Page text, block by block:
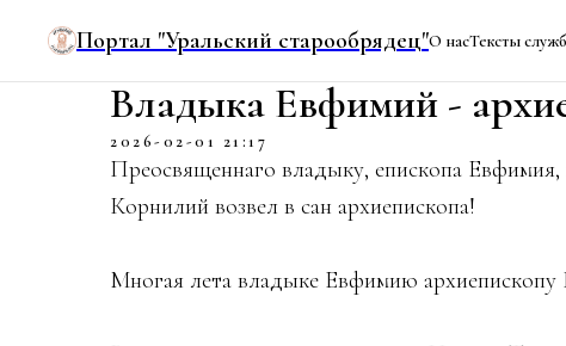
Портал "Уральский старообрядец"О насТексты служб
Владыка Евфимий -
2026-02-01 21:17
Преосвященнаго владыку, епископа
Корнилий возвел в сан архиепископа!
Многая лета владыке Евфимию архиепископу